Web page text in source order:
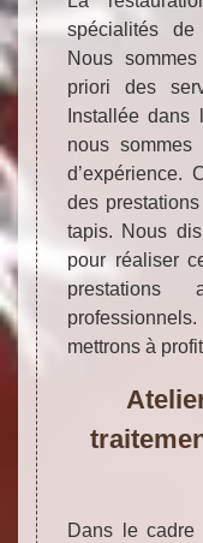
spécialités de
Nous
priori des
Installée
nous
d’expérience.
des
tapis. Nous
pour réaliser
mettrons à
Dans le